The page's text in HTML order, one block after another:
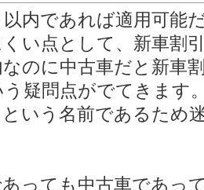
内であれば適用可能
い点として、新車割
のに中古車だと新車
疑問点がでてきます
いう名前であるため
っても中古車であっ